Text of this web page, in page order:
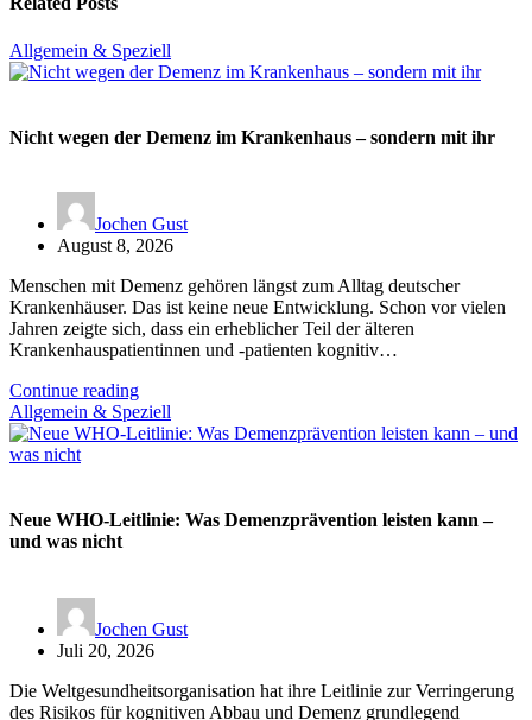
Allgemein & Speziell
Nicht wegen der Demenz im Krankenhaus – sondern mit ihr
Jochen Gust
August 8, 2026
Menschen mit Demenz gehören längst zum Alltag deutscher
Krankenhäuser. Das ist keine neue Entwicklung. Schon vor vielen
Jahren zeigte sich, dass ein erheblicher Teil der älteren
Krankenhauspatientinnen und -patienten kognitiv…
Continue reading
Allgemein & Speziell
Neue WHO-Leitlinie: Was Demenzprävention leisten kann –
und was nicht
Jochen Gust
Juli 20, 2026
Die Weltgesundheitsorganisation hat ihre Leitlinie zur Verringerung
des Risikos für kognitiven Abbau und Demenz grundlegend